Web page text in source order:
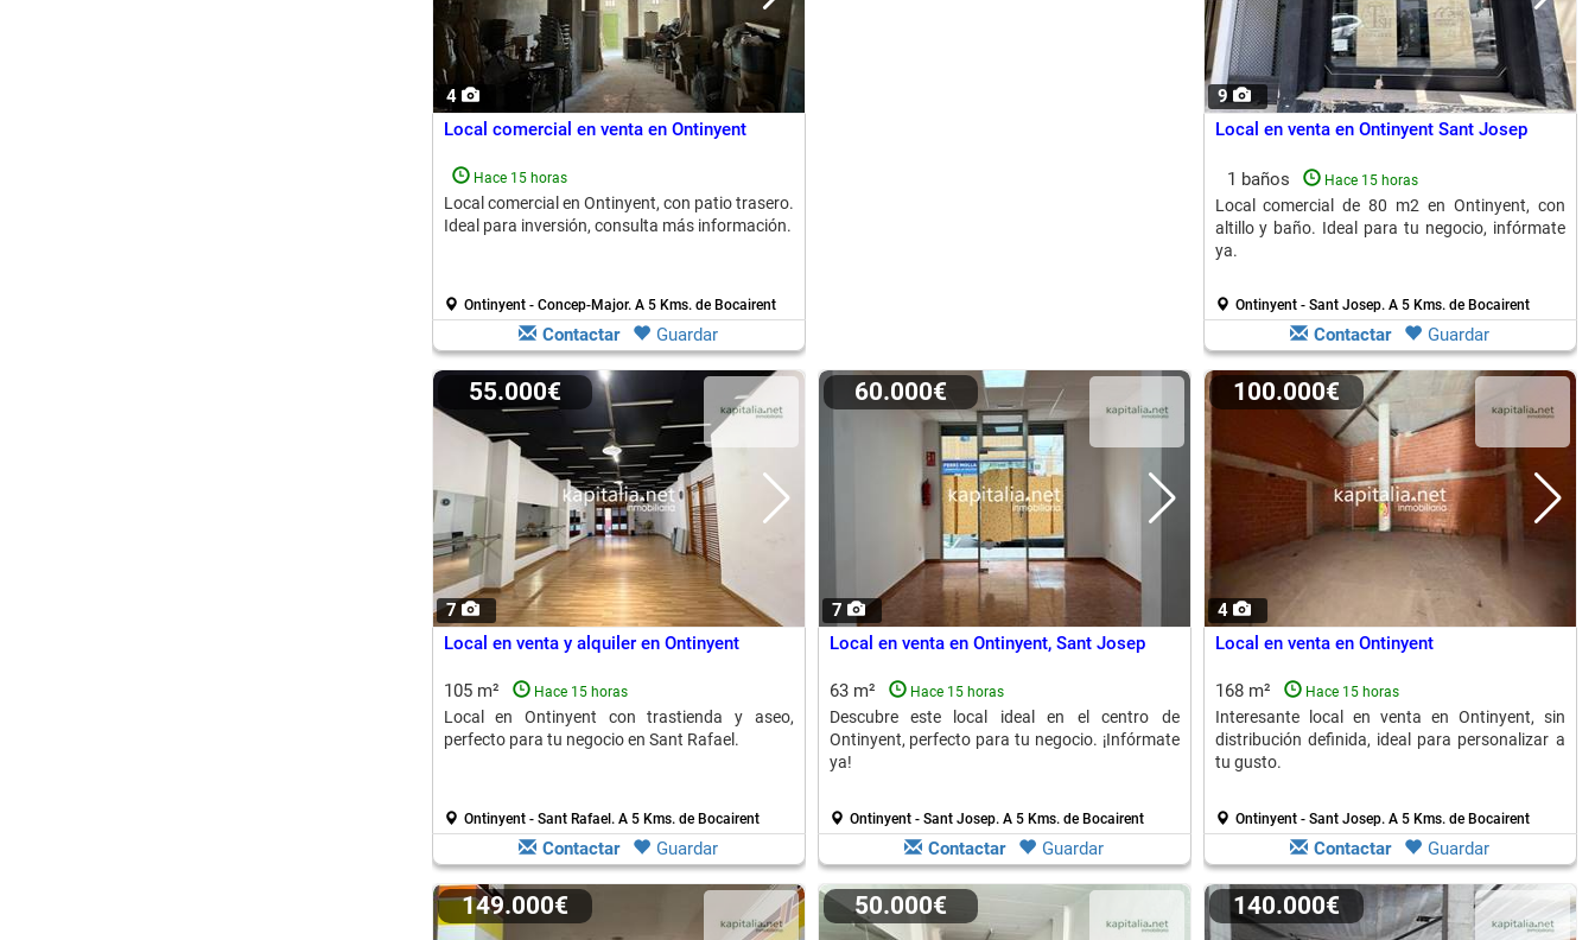
4
Local comercial en venta en Ontinyent
Hace 15 horas
Local comercial en Ontinyent, con patio trasero.
Ideal para inversión, consulta más información.
Ontinyent - Concep-Major. A 5 Kms. de Bocairent
Contactar Guardar
9
Local en venta en Ontinyent Sant Josep
1 baños Hace 15 horas
Local comercial de 80 m2 en Ontinyent, con
altillo y baño. Ideal para tu negocio, infórmate
ya.
Ontinyent - Sant Josep. A 5 Kms. de Bocairent
Contactar Guardar
7
55.000€
Local en venta y alquiler en Ontinyent
105 m² Hace 15 horas
Local en Ontinyent con trastienda y aseo,
perfecto para tu negocio en Sant Rafael.
Ontinyent - Sant Rafael. A 5 Kms. de Bocairent
Contactar Guardar
7
60.000€
Local en venta en Ontinyent, Sant Josep
63 m² Hace 15 horas
Descubre este local ideal en el centro de
Ontinyent, perfecto para tu negocio. ¡Infórmate
ya!
Ontinyent - Sant Josep. A 5 Kms. de Bocairent
Contactar Guardar
4
100.000€
Local en venta en Ontinyent
168 m² Hace 15 horas
Interesante local en venta en Ontinyent, sin
distribución definida, ideal para personalizar a
tu gusto.
Ontinyent - Sant Josep. A 5 Kms. de Bocairent
Contactar Guardar
149.000€ 50.000€ 140.000€